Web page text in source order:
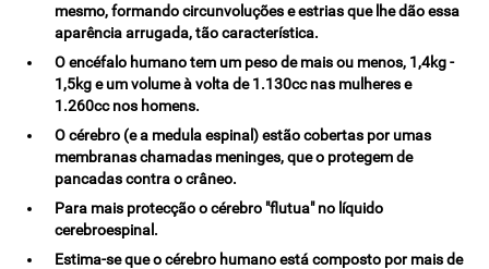
mesmo, formando circunvoluções e estrias que lhe dão essa
aparência arrugada, tão característica.
O encéfalo humano tem um peso de mais ou menos, 1,4kg -
1,5kg e um volume à volta de 1.130cc nas mulheres e
1.260cc nos homens.
O cérebro (e a medula espinal) estão cobertas por umas
membranas chamadas meninges, que o protegem de
pancadas contra o crâneo.
Para mais protecção o cérebro "flutua" no líquido
cerebroespinal.
Estima-se que o cérebro humano está composto por mais de